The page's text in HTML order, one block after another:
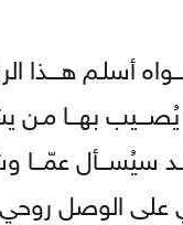
أسلـم هــــذا
يُصـــيب بهـــا مـن
سيُســـأل عمّـــا
على الوصل